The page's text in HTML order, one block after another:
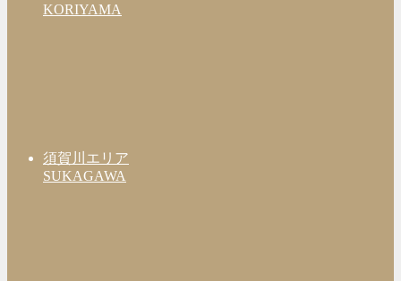
KORIYAMA
須賀川エリア
SUKAGAWA